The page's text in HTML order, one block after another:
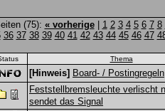
(75): « vorherige 1 2 3 4 5 6 7 8
36 37 38 39 40 41 42 43 44 45 46 47
Thema
[Hinweis] Board- / Postingregeln
Feststellbremsleuchte verlischt
sendet das Signal